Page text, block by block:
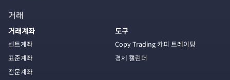
거래
거래계좌
센트계좌
표준계좌
전문계좌
도구
Copy Trading 카피 트레이딩
경제 캘린더